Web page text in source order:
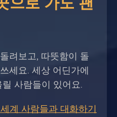
려보고, 따뜻함이 돌
세요. 세상 어딘가에
사람들이 있어요.
계 사람들과 대화하기